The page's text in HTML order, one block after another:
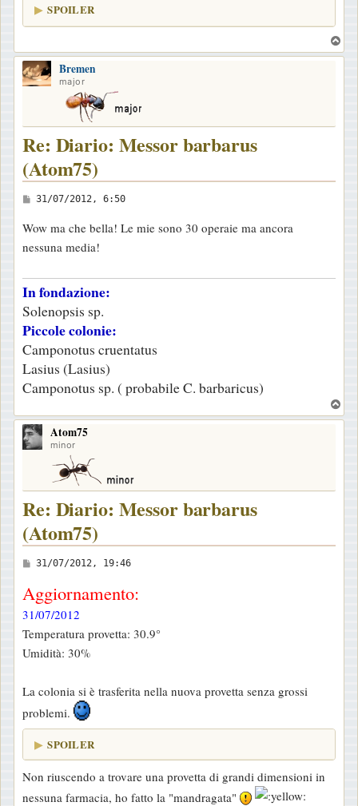
SPOILER
o
Bremen
major
Re: Diario: Messor barbarus
(Atom75)
M
s
s
g
g
i
o
31/07/2012, 6:50
Wow ma che bella! Le mie sono 30 operaie ma ancora
nessuna media!
In fondazione:
Solenopsis sp.
Piccole colonie:
Camponotus cruentatus
Lasius (Lasius)
Camponotus sp. ( probabile C. barbaricus)
o
Atom75
minor
Re: Diario: Messor barbarus
(Atom75)
M
s
s
a
g
i
o
31/07/2012, 19:46
Aggiornamento:
31/07/2012
Temperatura provetta: 30.9°
Umidità: 30%
La colonia si è trasferita nella nuova provetta senza grossi
problemi.
SPOILER
Non riuscendo a trovare una provetta di grandi dimensioni in
nessuna farmacia, ho fatto la "mandragata"